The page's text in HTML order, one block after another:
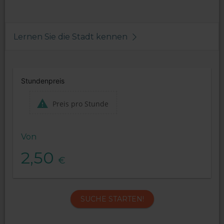
Lernen Sie die Stadt kennen
Stundenpreis
Preis pro Stunde
Von
2,50 €
SUCHE STARTEN!